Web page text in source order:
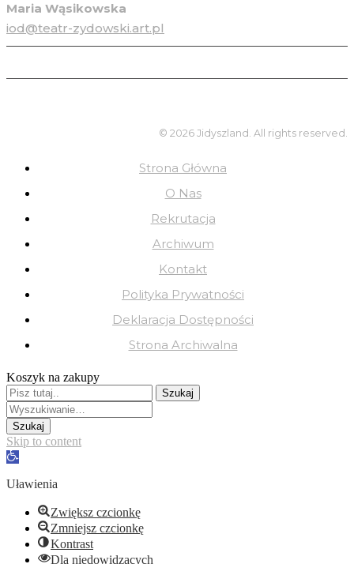
Maria Wąsikowska
iod@teatr-zydowski.art.pl
© 2026 Jidyszland. All rights reserved.
Strona Główna
O Nas
Rekrutacja
Archiwum
Kontakt
Polityka Prywatności
Deklaracja Dostępności
Strona Archiwalna
Koszyk na zakupy
Skip to content
Open
Uławienia
Zwiększ czcionkę
Zmniejsz czcionkę
Kontrast
Dla niedowidzących